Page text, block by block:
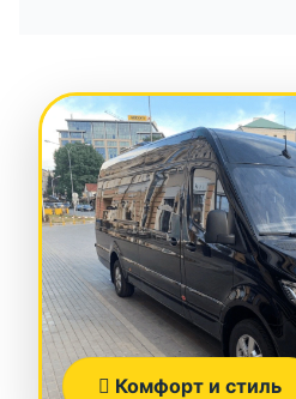
Комфорт и стиль